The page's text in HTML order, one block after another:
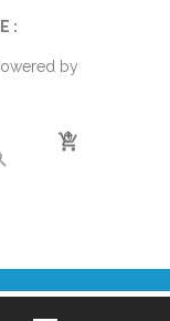
:
by
0